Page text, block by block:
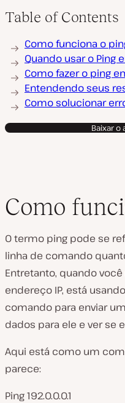
Table of Contents
Como funciona o
Quando usar o Ping
Como fazer o ping
Entendendo seus
Como solucionar
Baixar o
Como
O termo ping pode se
linha de comando
Entretanto, quando
endereço IP, está
comando para enviar
dados para ele e ver se
Aqui está como um
parece:
Ping 192.0.0.0.1